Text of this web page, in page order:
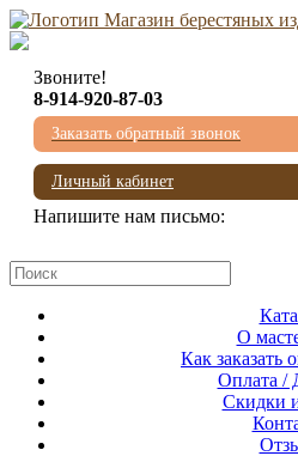
Звоните!
8-914-920-87-03
Заказать обратный звонок
Личный кабинет
Напишите нам письмо:
О
Как заказать
Оплата /
Скидки